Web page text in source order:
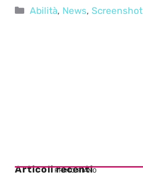
Categorie
Abilità, News, Screenshot
Articoli recenti
PRIMO PIANO